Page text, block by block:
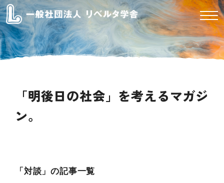
「明後日の社会」を考えるマガジ
ン。
「対談」の記事一覧